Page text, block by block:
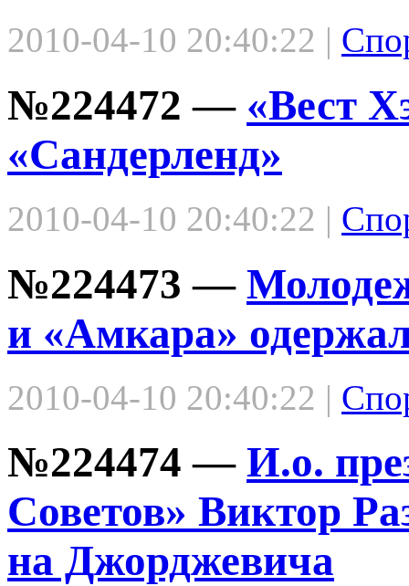
2010-04-10 20:40:22 |
№224472 — «Вест
«Сандерленд»
2010-04-10 20:40:22 |
№224473 —
и «Амкара»
2010-04-10 20:40:22 |
№224474 — И.о.
Советов» Виктор
на Джорджевича